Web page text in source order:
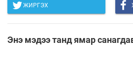
ЖИРГЭХ
Энэ мэдээ танд ямар